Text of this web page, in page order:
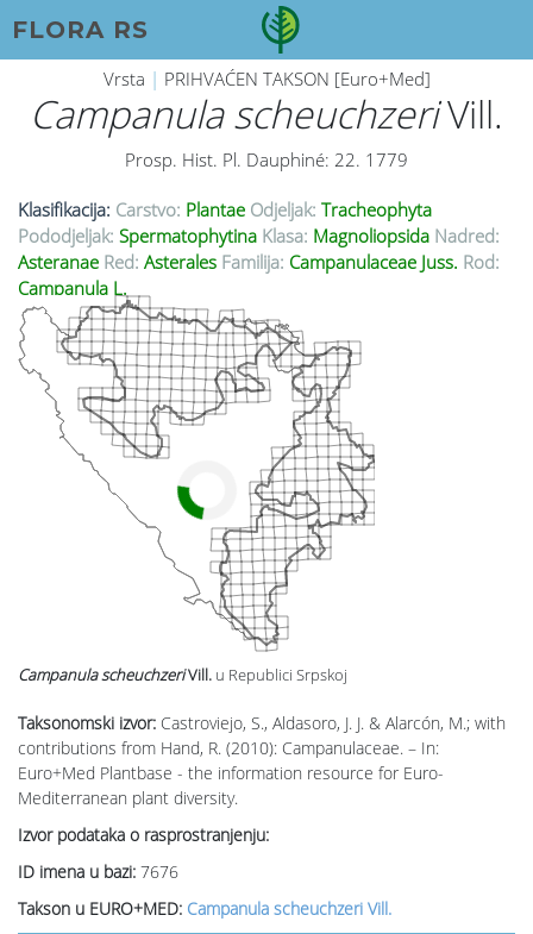
FLORA RS
Vrsta | PRIHVAĆEN TAKSON [Euro+Med]
Campanula scheuchzeriVill.
Prosp. Hist. Pl. Dauphiné: 22. 1779
Klasifikacija: Carstvo: Plantae Odjeljak: Tracheophyta
Pododjeljak: Spermatophytina Klasa: Magnoliopsida Nadred:
Asteranae Red: Asterales Familija: Campanulaceae Juss. Rod:
Campanula L.
Taksonomski izvor: Castroviejo, S., Aldasoro, J. J. & Alarcón, M.; with
contributions from Hand, R. (2010): Campanulaceae. – In:
Euro+Med Plantbase - the information resource for Euro-
Mediterranean plant diversity.
Izvor podataka o rasprostranjenju:
ID imena u bazi: 7676
Takson u EURO+MED: Campanula scheuchzeri Vill.
Campanula scheuchzeriVill. u Republici Srpskoj